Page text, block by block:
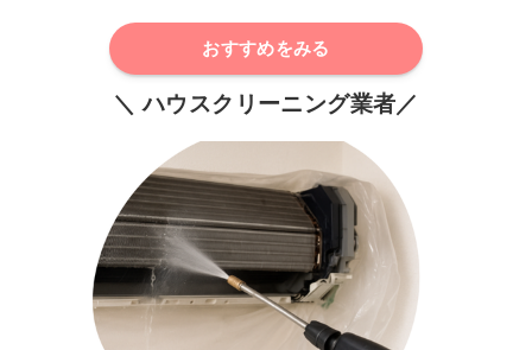
おすすめをみる
＼ ハウスクリーニング業者／